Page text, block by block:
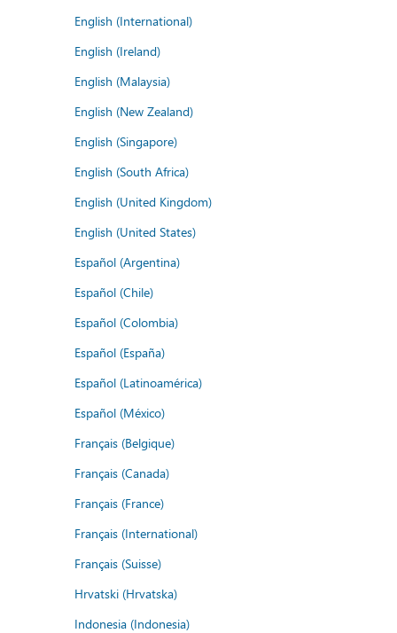
English (International)
English (Ireland)
English (Malaysia)
English (New Zealand)
English (Singapore)
English (South Africa)
English (United Kingdom)
English (United States)
Español (Argentina)
Español (Chile)
Español (Colombia)
Español (España)
Español (Latinoamérica)
Español (México)
Français (Belgique)
Français (Canada)
Français (France)
Français (International)
Français (Suisse)
Hrvatski (Hrvatska)
Indonesia (Indonesia)